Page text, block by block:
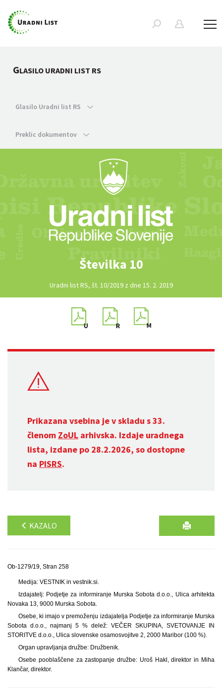
GLASILO URADNI LIST RS
Glasilo Uradni list RS
Preklic dokumentov
Številka 10
Uradni list RS, št. 10/2019 z dne 15. 2. 2019
Prikazana vsebina je v skladu s 33.
členom ZoUL arhivska. Izdaje uradnega
lista, izdane po 28.2.2026, so dostopne
na PISRS.
KAZALO
Ob-1279/19, Stran 258
Medija: VESTNIK in vestnik.si.
Izdajatelj: Podjetje za informiranje Murska Sobota d.o.o., Ulica arhitekta
Novaka 13, 9000 Murska Sobota.
Osebe, ki imajo v premoženju izdajatelja Podjetje za informiranje Murska
Sobota d.o.o., najmanj 5 % delež: VEČER SKUPINA, SVETOVANJE IN
STORITVE d.o.o., Ulica slovenske osamosvojitve 2, 2000 Maribor (100 %).
Organ upravljanja družbe: Družbenik.
Osebe pooblaščene za zastopanje družbe: Uroš Hakl, direktor in Miha
Klančar, direktor.